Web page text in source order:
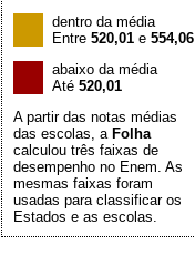
dentro da média
Entre 520,01 e 554,06
abaixo da média
Até 520,01
A partir das notas médias
das escolas, a Folha
calculou três faixas de
desempenho no Enem. As
mesmas faixas foram
usadas para classificar os
Estados e as escolas.